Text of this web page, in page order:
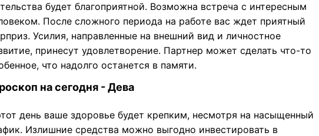
будет благоприятной. Возможна встреча с интересным
После сложного периода на работе вас ждет приятный
Усилия, направленные на внешний вид и личностное
принесут удовлетворение. Партнер может сделать что-то
что надолго останется в памяти.
на сегодня - Дева
день ваше здоровье будет крепким, несмотря на насыщенный
Излишние средства можно выгодно инвестировать в